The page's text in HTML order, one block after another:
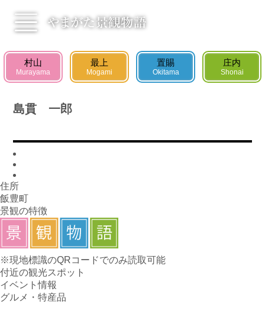
村山エリア 最上エリア
お知らせ 景観物語
見る
Instagramフォトイベント
Promotion Movie
つなぐ
村山
Murayama
最上
Mogami
置賜
Okitama
庄内
Shonai
島貫 一郎
住所
飯豊町
景観の特徴
※現地標識のQRコードでのみ読取可能
付近の観光スポット
イベント情報
グルメ・特産品